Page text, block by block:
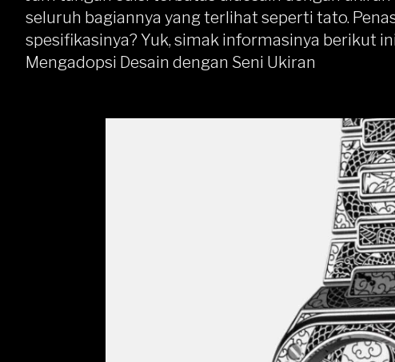
seluruh bagiannya yang terlihat seperti tato.
spesifikasinya? Yuk, simak informasinya berikut
Mengadopsi Desain dengan Seni Ukiran